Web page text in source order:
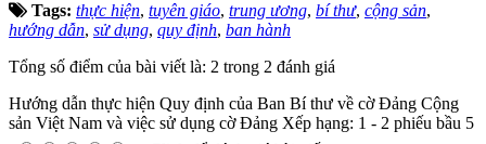
Tags: thực hiện, tuyên giáo, trung ương, bí thư, cộng sản,
hướng dẫn, sử dụng, quy định, ban hành
Tổng số điểm của bài viết là: 2 trong 2 đánh giá
Hướng dẫn thực hiện Quy định của Ban Bí thư về cờ Đảng Cộng
sản Việt Nam và việc sử dụng cờ Đảng Xếp hạng: 1 - 2 phiếu bầu 5